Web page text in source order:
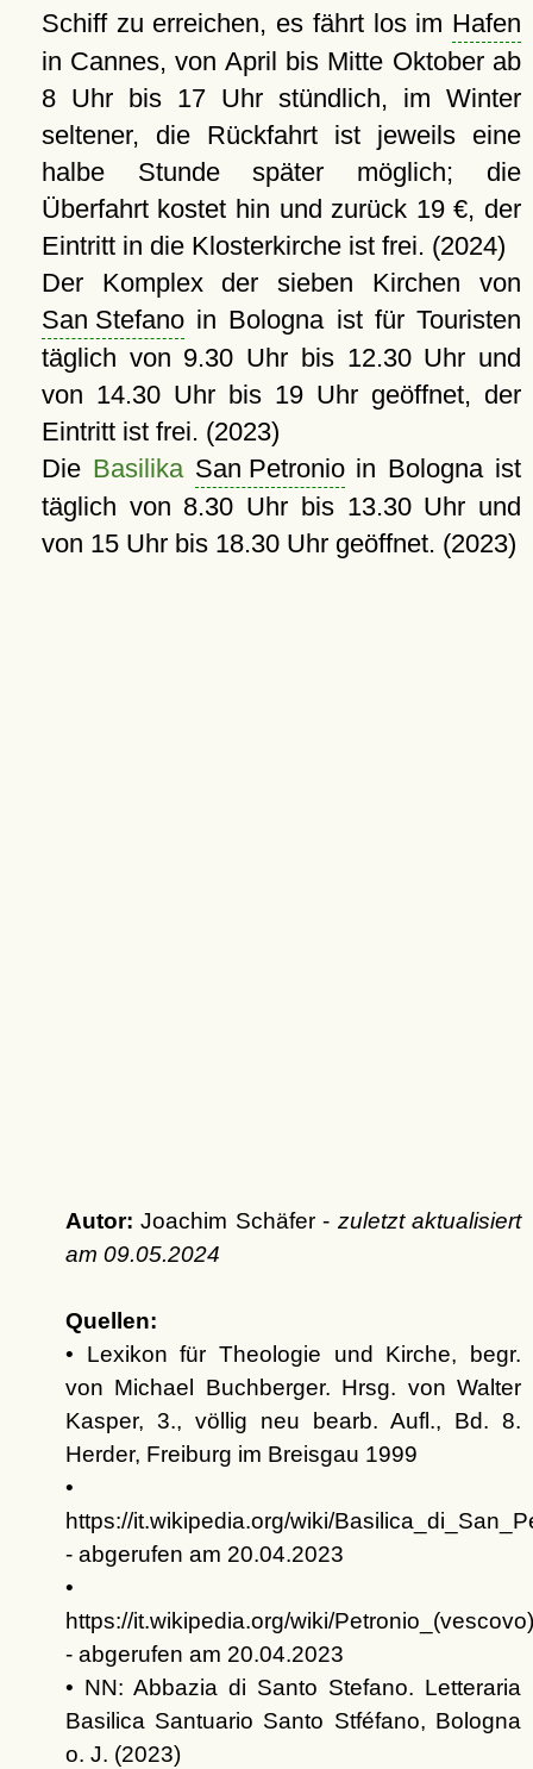
Schiff zu erreichen, es fährt los im Hafen
in Cannes, von April bis Mitte Oktober ab
8 Uhr bis 17 Uhr stündlich, im Winter
seltener, die Rückfahrt ist jeweils eine
halbe Stunde später möglich; die
Überfahrt kostet hin und zurück 19 €, der
Eintritt in die Klosterkirche ist frei. (2024)
Der Komplex der sieben Kirchen von
San Stefanoin Bologna ist für Touristen
täglich von 9.30 Uhr bis 12.30 Uhr und
von 14.30 Uhr bis 19 Uhr geöffnet, der
Eintritt ist frei. (2023)
Die Basilika San Petronioin Bologna ist
täglich von 8.30 Uhr bis 13.30 Uhr und
von 15 Uhr bis 18.30 Uhr geöffnet. (2023)
Autor: Joachim Schäfer - zuletzt aktualisiert
am 09.05.2024
Quellen:
• Lexikon für Theologie und Kirche, begr.
von Michael Buchberger. Hrsg. von Walter
Kasper, 3., völlig neu bearb. Aufl., Bd. 8.
Herder, Freiburg im Breisgau 1999
•
https://it.wikipedia.org/wiki/
- abgerufen am 20.04.2023
•
https://it.wikipedia.org/wiki/Petronio_(vescovo)
- abgerufen am 20.04.2023
• NN: Abbazia di Santo Stefano. Letteraria
Basilica Santuario Santo Stféfano, Bologna
o. J. (2023)